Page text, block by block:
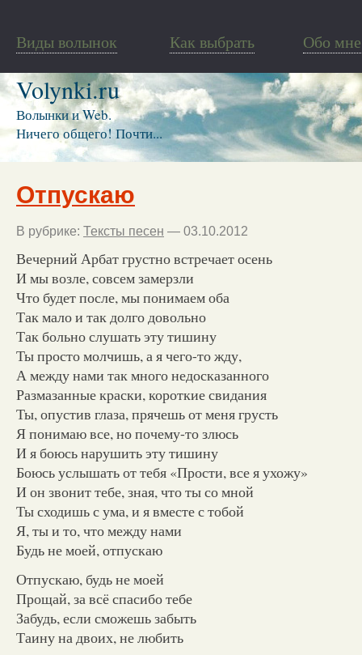
Виды волынок Как выбрать Обо мне
Volynki.ru
Волынки и Web.
Ничего общего! Почти...
Отпускаю
В рубрике: Тексты песен — 03.10.2012
Вечерний Арбат грустно встречает осень
И мы возле, совсем замерзли
Что будет после, мы понимаем оба
Так мало и так долго довольно
Так больно слушать эту тишину
Ты просто молчишь, а я чего-то жду,
А между нами так много недосказанного
Размазанные краски, короткие свидания
Ты, опустив глаза, прячешь от меня грусть
Я понимаю все, но почему-то злюсь
И я боюсь нарушить эту тишину
Боюсь услышать от тебя «Прости, все я ухожу»
И он звонит тебе, зная, что ты со мной
Ты сходишь с ума, и я вместе с тобой
Я, ты и то, что между нами
Будь не моей, отпускаю
Отпускаю, будь не моей
Прощай, за всё спасибо тебе
Забудь, если сможешь забыть
Таину на двоих, не любить